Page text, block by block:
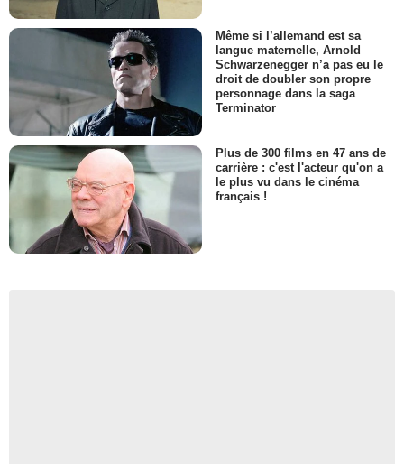
Même si l’allemand est sa
langue maternelle, Arnold
Schwarzenegger n’a pas eu le
droit de doubler son propre
personnage dans la saga
Terminator
Plus de 300 films en 47 ans de
carrière : c'est l'acteur qu'on a
le plus vu dans le cinéma
français !